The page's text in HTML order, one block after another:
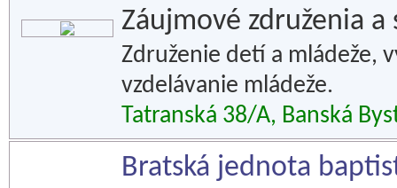
Záujmové združenia a
Združenie detí a mládeže,
vzdelávanie mládeže.
Tatranská 38/A, Banská
Bratská jednota